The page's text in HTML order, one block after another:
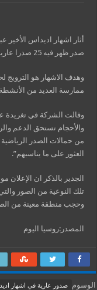
أثار اشهار اديداس الأخير
صدر ظهر فيه 25 صدرا عاريا.
وهدف الاشهار هو الترويج
ممارسة العديد من
وقالت الشركة في تغريدة
والأحجام تستحق الدعم
العثور على ما يناسبهم”.
الجدير بالذكر ان
تلك النوعية من الصور
وحجب منطقة معينة من
المصدر:روسيا اليوم
الوسوم صدور عارية في اشهار